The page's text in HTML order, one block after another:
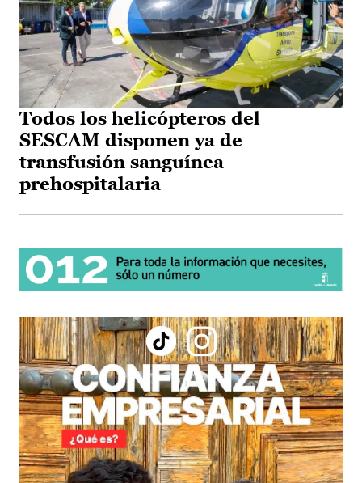
Todos los helicópteros del
SESCAM disponen ya de
transfusión sanguínea
prehospitalaria